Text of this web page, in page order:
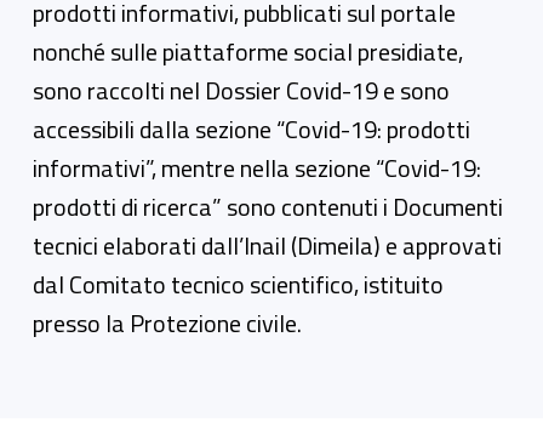
prodotti informativi, pubblicati sul portale
nonché sulle piattaforme social presidiate,
sono raccolti nel Dossier Covid-19 e sono
accessibili dalla sezione “Covid-19: prodotti
informativi”, mentre nella sezione “Covid-19:
prodotti di ricerca” sono contenuti i Documenti
tecnici elaborati dall’Inail (Dimeila) e approvati
dal Comitato tecnico scientifico, istituito
presso la Protezione civile.